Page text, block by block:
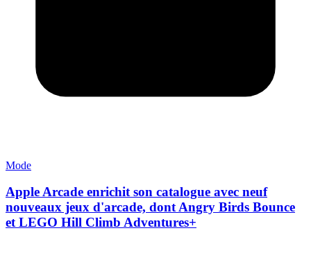
Mode
Apple Arcade enrichit son catalogue avec neuf
nouveaux jeux d'arcade, dont Angry Birds Bounce
et LEGO Hill Climb Adventures+